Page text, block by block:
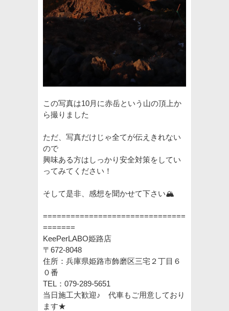
この写真は10月に赤岳という山の頂上か
ら撮りました
ただ、写真だけじゃ全てが伝えきれない
ので
興味ある方はしっかり安全対策をしてい
ってみてください！
そして是非、感想を聞かせて下さい🏔
===============================
=======
KeePerLABO姫路店
〒672-8048
住所：兵庫県姫路市飾磨区三宅２丁目６
０番
TEL：079-289-5651
当日施工大歓迎♪ 代車もご用意しており
ます★